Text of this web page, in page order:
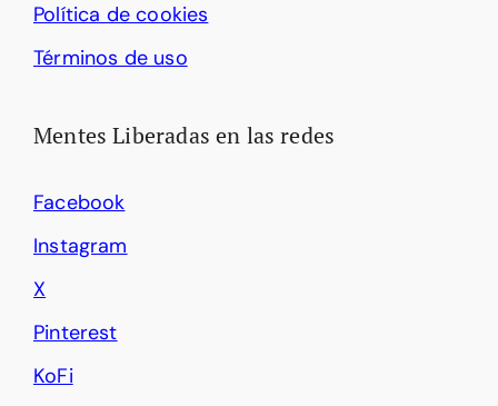
Política de cookies
Términos de uso
Mentes Liberadas en las redes
Facebook
Instagram
X
Pinterest
KoFi